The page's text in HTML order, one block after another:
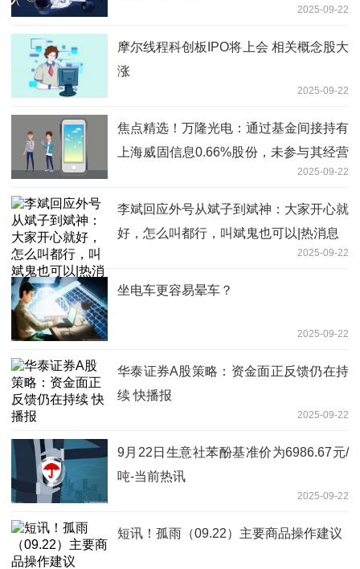
2025-09-22
摩尔线程科创板IPO将上会 相关概念股大
涨
2025-09-22
焦点精选！万隆光电：通过基金间接持有
上海威固信息0.66%股份，未参与其经营
2025-09-22
李斌回应外号从斌子到斌神：大家开心就
好，怎么叫都行，叫斌鬼也可以|热消息
2025-09-22
坐电车更容易晕车？
2025-09-22
华泰证券A股策略：资金面正反馈仍在持
续 快播报
2025-09-22
9月22日生意社苯酚基准价为6986.67元/
吨-当前热讯
2025-09-22
短讯！孤雨（09.22）主要商品操作建议